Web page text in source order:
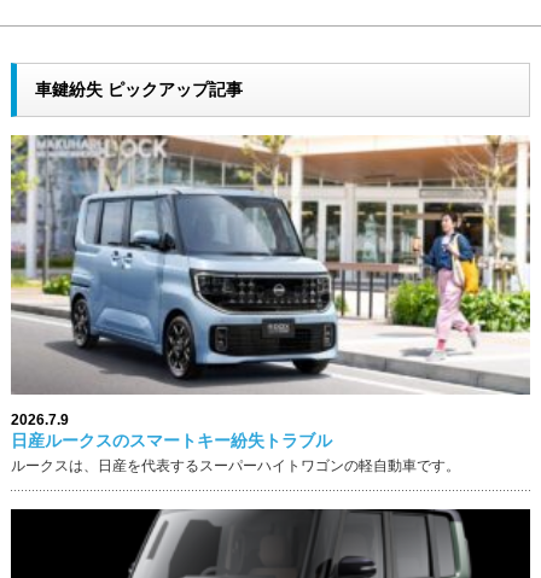
車鍵紛失 ピックアップ記事
2026.7.9
日産ルークスのスマートキー紛失トラブル
ルークスは、日産を代表するスーパーハイトワゴンの軽自動車です。